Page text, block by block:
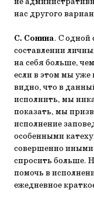
нас другого
С. Сонина. С одной
составлении
на себя больше,
если в этом мы
видно, что в
исполнить, мы
показать, мы
исполнение
особенными
совершенно иными
спросить больше.
помочь в
ежедневное